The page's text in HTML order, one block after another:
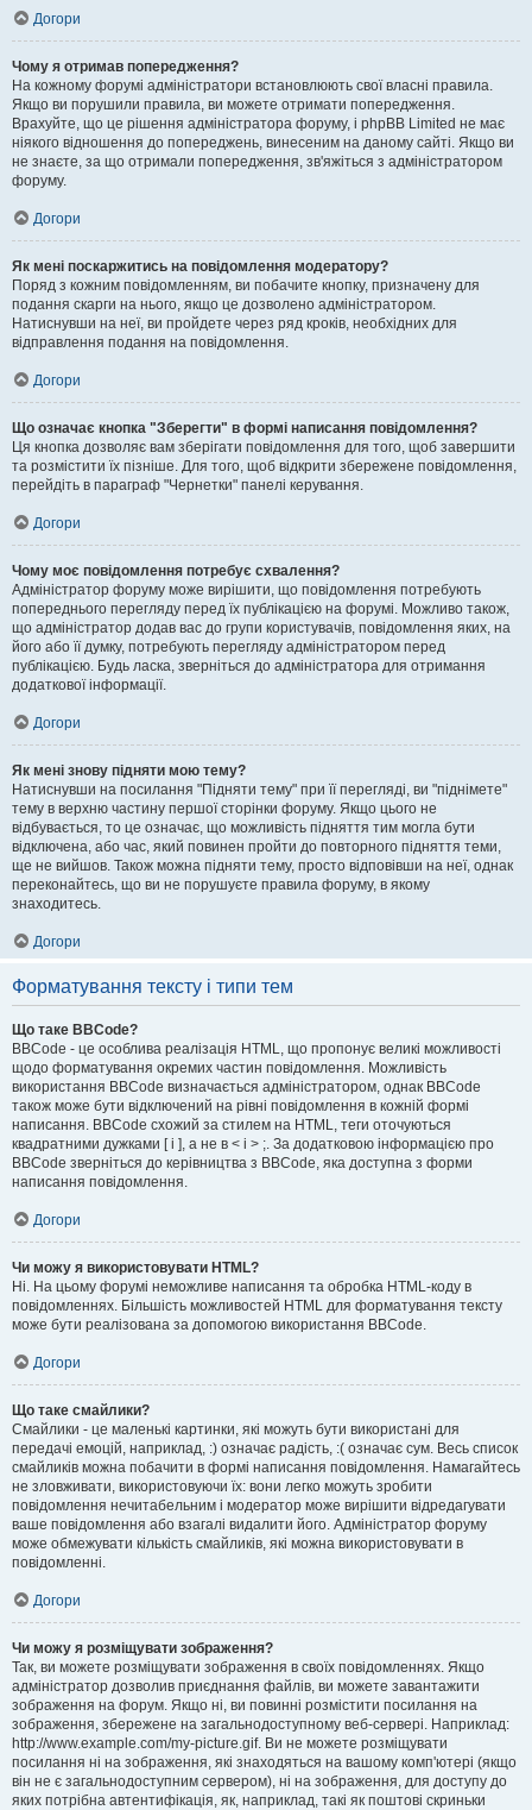
Догори
Чому я отримав попередження?
На кожному форумі адміністратори встановлюють свої власні правила.
Якщо ви порушили правила, ви можете отримати попередження.
Врахуйте, що це рішення адміністратора форуму, і phpBB Limited не має
ніякого відношення до попереджень, винесеним на даному сайті. Якщо ви
не знаєте, за що отримали попередження, зв'яжіться з адміністратором
форуму.
Догори
Як мені поскаржитись на повідомлення модератору?
Поряд з кожним повідомленням, ви побачите кнопку, призначену для
подання скарги на нього, якщо це дозволено адміністратором.
Натиснувши на неї, ви пройдете через ряд кроків, необхідних для
відправлення подання на повідомлення.
Догори
Що означає кнопка "Зберегти" в формі написання повідомлення?
Ця кнопка дозволяє вам зберігати повідомлення для того, щоб завершити
та розмістити їх пізніше. Для того, щоб відкрити збережене повідомлення,
перейдіть в параграф "Чернетки" панелі керування.
Догори
Чому моє повідомлення потребує схвалення?
Адміністратор форуму може вирішити, що повідомлення потребують
попереднього перегляду перед їх публікацією на форумі. Можливо також,
що адміністратор додав вас до групи користувачів, повідомлення яких, на
його або її думку, потребують перегляду адміністратором перед
публікацією. Будь ласка, зверніться до адміністратора для отримання
додаткової інформації.
Догори
Як мені знову підняти мою тему?
Натиснувши на посилання "Підняти тему" при її перегляді, ви "піднімете"
тему в верхню частину першої сторінки форуму. Якщо цього не
відбувається, то це означає, що можливість підняття тим могла бути
відключена, або час, який повинен пройти до повторного підняття теми,
ще не вийшов. Також можна підняти тему, просто відповівши на неї, однак
переконайтесь, що ви не порушуєте правила форуму, в якому
знаходитесь.
Догори
Форматування тексту і типи тем
Що таке BBCode?
BBCode - це особлива реалізація HTML, що пропонує великі можливості
щодо форматування окремих частин повідомлення. Можливість
використання BBCode визначається адміністратором, однак BBCode
також може бути відключений на рівні повідомлення в кожній формі
написання. BBCode схожий за стилем на HTML, теги оточуються
квадратними дужками [ і ], а не в < і > ;. За додатковою інформацією про
BBCode зверніться до керівництва з BBCode, яка доступна з форми
написання повідомлення.
Догори
Чи можу я використовувати HTML?
Ні. На цьому форумі неможливе написання та обробка HTML-коду в
повідомленнях. Більшість можливостей HTML для форматування тексту
може бути реалізована за допомогою використання BBCode.
Догори
Що таке смайлики?
Смайлики - це маленькі картинки, які можуть бути використані для
передачі емоцій, наприклад, :) означає радість, :( означає сум. Весь список
смайликів можна побачити в формі написання повідомлення. Намагайтесь
не зловживати, використовуючи їх: вони легко можуть зробити
повідомлення нечитабельним і модератор може вирішити відредагувати
ваше повідомлення або взагалі видалити його. Адміністратор форуму
може обмежувати кількість смайликів, які можна використовувати в
повідомленні.
Догори
Чи можу я розміщувати зображення?
Так, ви можете розміщувати зображення в своїх повідомленнях. Якщо
адміністратор дозволив приєднання файлів, ви можете завантажити
зображення на форум. Якщо ні, ви повинні розмістити посилання на
зображення, збережене на загальнодоступному веб-сервері. Наприклад:
http://www.example.com/my-picture.gif. Ви не можете розміщувати
посилання ні на зображення, які знаходяться на вашому комп'ютері (якщо
він не є загальнодоступним сервером), ні на зображення, для доступу до
яких потрібна автентифікація, як, наприклад, такі як поштові скриньки